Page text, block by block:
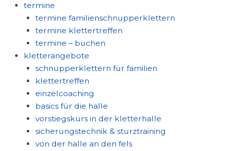
termine
termine familienschnupperklettern
termine klettertreffen
termine – buchen
kletterangebote
schnupperklettern für familien
klettertreffen
einzelcoaching
basics für die halle
vorstiegskurs in der kletterhalle
sicherungstechnik & sturztraining
von der halle an den fels